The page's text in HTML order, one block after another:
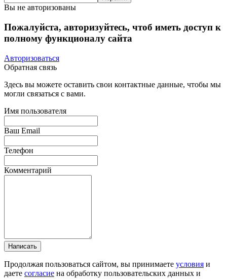
Вы не авторизованы
Пожалуйста, авторизуйтесь, чтоб иметь доступ к
полному функционалу сайта
Авторизоваться
Обратная связь
Здесь вы можете оставить свои контактные данные, чтобы мы
могли связаться с вами.
Имя пользователя
Ваш Email
Телефон
Комментарий
Написать
Продолжая пользоваться сайтом, вы принимаете условия и
даете согласие на обработку пользовательских данных и